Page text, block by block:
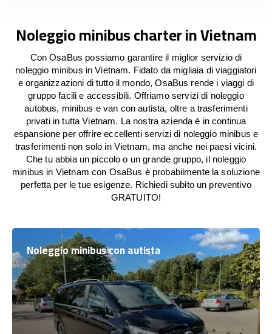
Noleggio minibus charter in Vietnam
Con OsaBus possiamo garantire il miglior servizio di
noleggio minibus in Vietnam. Fidato da migliaia di viaggiatori
e organizzazioni di tutto il mondo, OsaBus rende i viaggi di
gruppo facili e accessibili. Offriamo servizi di noleggio
autobus, minibus e van con autista, oltre a trasferimenti
privati in tutta Vietnam. La nostra azienda è in continua
espansione per offrire eccellenti servizi di noleggio minibus e
trasferimenti non solo in Vietnam, ma anche nei paesi vicini.
Che tu abbia un piccolo o un grande gruppo, il noleggio
minibus in Vietnam con OsaBus è probabilmente la soluzione
perfetta per le tue esigenze. Richiedi subito un preventivo
GRATUITO!
Noleggio minibus con autista